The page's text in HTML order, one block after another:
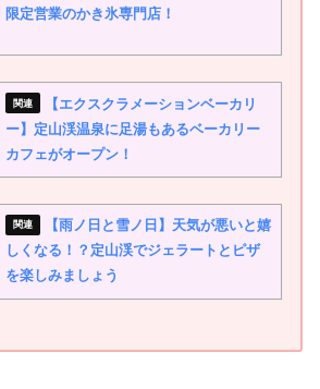
限定営業のかき氷専門店！
【エクスクラメーションベーカリ
ー】定山渓温泉に足湯もあるベーカリー
カフェがオープン！
【雨ノ日と雪ノ日】天気が悪いと嬉
しくなる！？定山渓でジェラートとピザ
を楽しみましょう